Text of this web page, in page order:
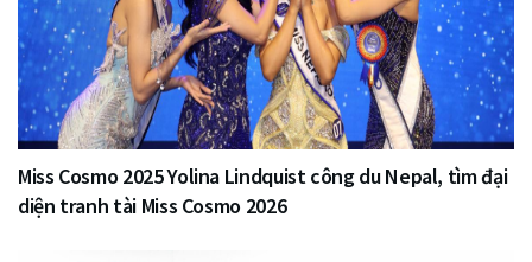
Miss Cosmo 2025 Yolina Lindquist công du Nepal, tìm đại
diện tranh tài Miss Cosmo 2026